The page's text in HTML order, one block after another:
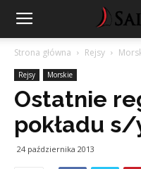
Strona główna Rejsy
Rejsy Morskie
Ostatnie
pokładu
24 października 2013